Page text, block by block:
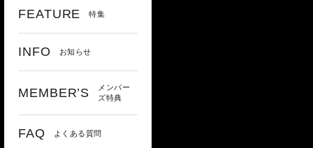
FEATURE 特集
INFO お知らせ
MEMBER’S
メンバー
ズ特典
FAQ よくある質問